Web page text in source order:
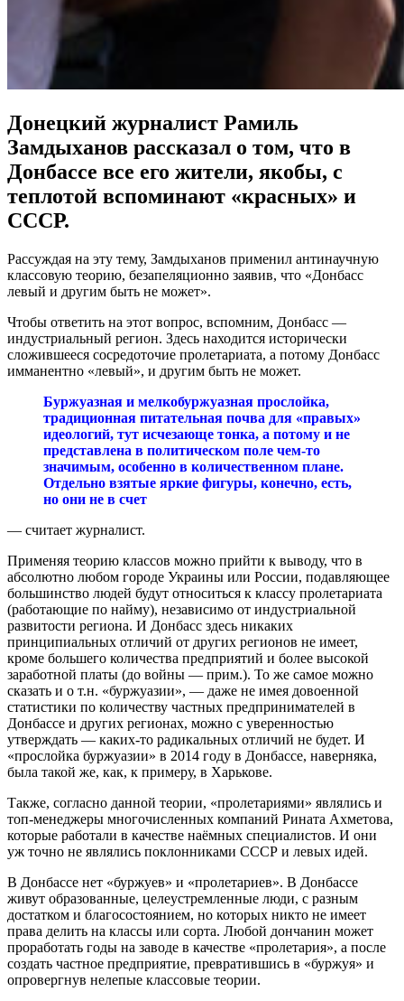
Донецкий журналист Рамиль
Замдыханов рассказал о том, что в
Донбассе все его жители, якобы, с
теплотой вспоминают «красных» и
СССР.
Рассуждая на эту тему, Замдыханов применил антинаучную
классовую теорию, безапеляционно заявив, что «Донбасс
левый и другим быть не может».
Чтобы ответить на этот вопрос, вспомним, Донбасс —
индустриальный регион. Здесь находится исторически
сложившееся сосредоточие пролетариата, а потому Донбасс
имманентно «левый», и другим быть не может.
Буржуазная и мелкобуржуазная прослойка,
традиционная питательная почва для «правых»
идеологий, тут исчезающе тонка, а потому и не
представлена в политическом поле чем-то
значимым, особенно в количественном плане.
Отдельно взятые яркие фигуры, конечно, есть,
но они не в счет
— считает журналист.
Применяя теорию классов можно прийти к выводу, что в
абсолютно любом городе Украины или России, подавляющее
большинство людей будут относиться к классу пролетариата
(работающие по найму), независимо от индустриальной
развитости региона. И Донбасс здесь никаких
принципиальных отличий от других регионов не имеет,
кроме большего количества предприятий и более высокой
заработной платы (до войны — прим.). То же самое можно
сказать и о т.н. «буржуазии», — даже не имея довоенной
статистики по количеству частных предпринимателей в
Донбассе и других регионах, можно с уверенностью
утверждать — каких-то радикальных отличий не будет. И
«прослойка буржуазии» в 2014 году в Донбассе, наверняка,
была такой же, как, к примеру, в Харькове.
Также, согласно данной теории, «пролетариями» являлись и
топ-менеджеры многочисленных компаний Рината Ахметова,
которые работали в качестве наёмных специалистов. И они
уж точно не являлись поклонниками СССР и левых идей.
В Донбассе нет «буржуев» и «пролетариев». В Донбассе
живут образованные, целеустремленные люди, с разным
достатком и благосостоянием, но которых никто не имеет
права делить на классы или сорта. Любой дончанин может
проработать годы на заводе в качестве «пролетария», а после
создать частное предприятие, превратившись в «буржуя» и
опровергнув нелепые классовые теории.